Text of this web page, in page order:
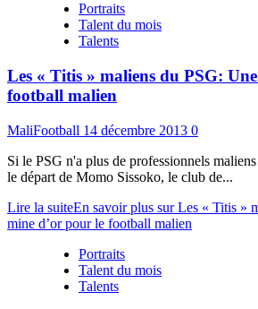
Portraits
Talent du mois
Talents
Les « Titis » maliens du PSG:
football malien
MaliFootball 14 décembre 2013 0
Si le PSG n'a plus de professionnels
le départ de Momo Sissoko, le club de...
Lire la suiteEn savoir plus sur Les « Titis »
mine d’or pour le football malien
Portraits
Talent du mois
Talents